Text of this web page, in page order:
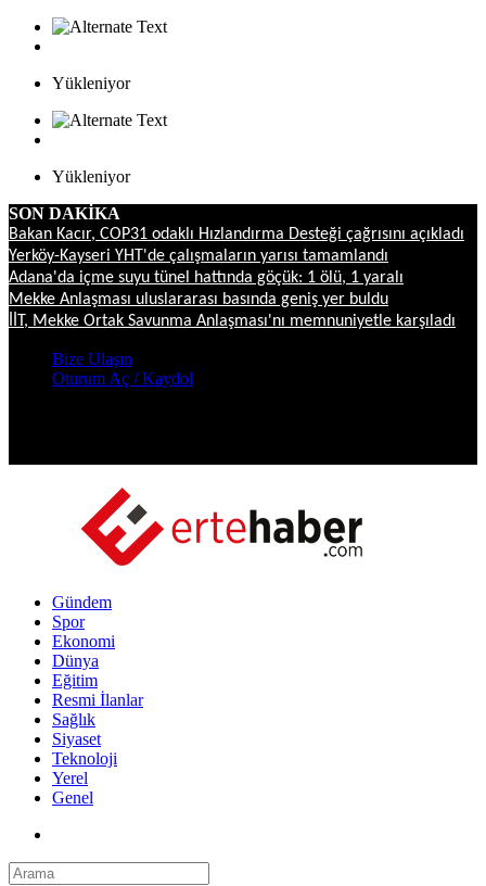
Yükleniyor
Yükleniyor
SON DAKİKA
Bakan Kacır, COP31 odaklı Hızlandırma Desteği çağrısını açıkladı
Yerköy-Kayseri YHT'de çalışmaların yarısı tamamlandı
Adana'da içme suyu tünel hattında göçük: 1 ölü, 1 yaralı
Mekke Anlaşması uluslararası basında geniş yer buldu
İİT, Mekke Ortak Savunma Anlaşması'nı memnuniyetle karşıladı
Bize Ulaşın
Oturum Aç / Kaydol
Gündem
Spor
Ekonomi
Dünya
Eğitim
Resmi İlanlar
Sağlık
Siyaset
Teknoloji
Yerel
Genel